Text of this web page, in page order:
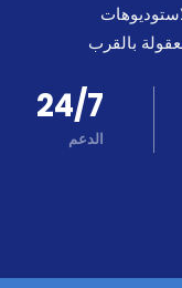
بالقرب
24/7
الدعم